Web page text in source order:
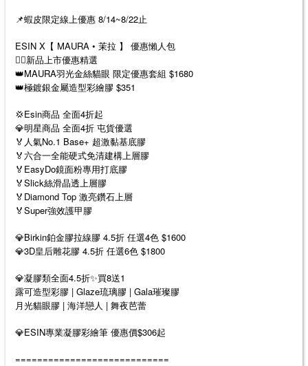
📌蝦皮限定線上優惠 8/14~8/22止
ESIN X【 MAURA • 茉拉 】 優惠懶人包
❤️‍🔥新品上市優惠精選
👑MAURA羽光金絲貓眼 限定優惠套組 $1680
👑極鍍銀金屬造型彩繪膠 $351
💢Esin商品 全面4折起
💎明星商品 全面4折 屯貨優選
🏅人氣No.1 Base+ 超激黏基底膠
🏅六合一全能硬式免清建構上層膠
🏅EasyDo鏡面粉專用打底膠
🏅Slick絲滑晶透上層膠
🏅Diamond Top 激亮鑽石上層
🏅Super強效護甲膠
💎Birkin鉑金膠拉線膠 4.5折 任選4色 $1600
💎3D皇后雕花膠 4.5折 任選6色 $1800
💎凝膠類全面4.5折✨買8送1
露可造型彩膠 | Glaze琉璃膠 | Gala璀璨膠
月光貓眼膠 | 海洋戀人 | 舞夜芭蕾
💎ESIN專業凝膠彩繪筆 優惠價$306起
============================